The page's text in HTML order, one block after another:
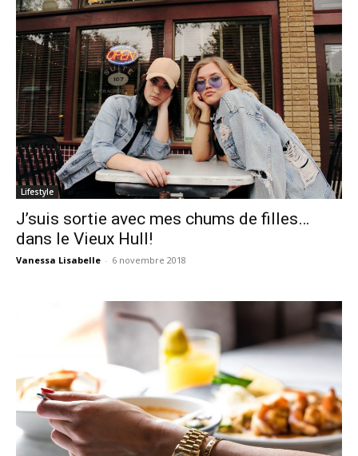
Lifestyle
J’suis sortie avec mes chums de filles…
dans le Vieux Hull!
Vanessa Lisabelle - 6 novembre 2018